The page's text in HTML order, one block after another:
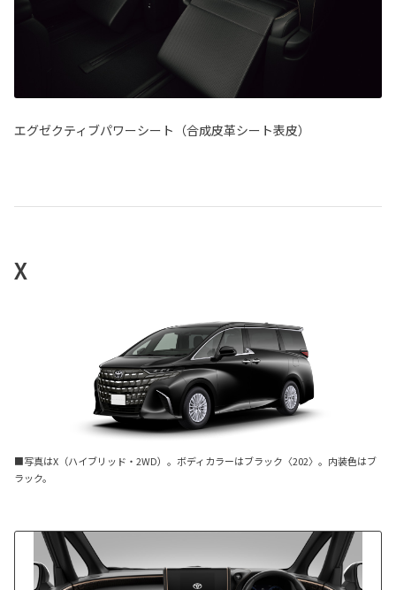
エグゼクティブパワーシート（合成皮革シート表皮）
X
■写真はX（ハイブリッド・2WD）。ボディカラーはブラック〈202〉。内装色はブ
ラック。